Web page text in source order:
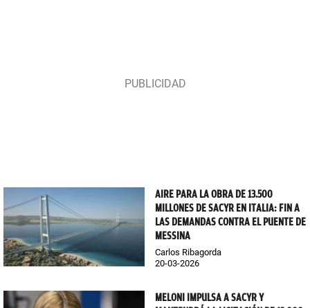
AIRE PARA LA OBRA DE 13.500
MILLONES DE SACYR EN ITALIA: FIN A
LAS DEMANDAS CONTRA EL PUENTE DE
MESSINA
Carlos Ribagorda
20-03-2026
MELONI IMPULSA A SACYR Y